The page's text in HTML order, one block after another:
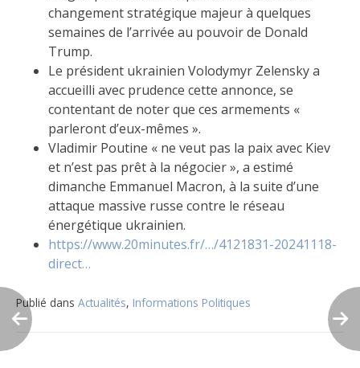
changement stratégique majeur à quelques
semaines de l’arrivée au pouvoir de Donald
Trump.
Le président ukrainien Volodymyr Zelensky a
accueilli avec prudence cette annonce, se
contentant de noter que ces armements «
parleront d’eux-mêmes ».
Vladimir Poutine « ne veut pas la paix avec Kiev
et n’est pas prêt à la négocier », a estimé
dimanche Emmanuel Macron, à la suite d’une
attaque massive russe contre le réseau
énergétique ukrainien.
https://www.20minutes.fr/…/4121831-20241118-
direct…
Publié dans Actualités, Informations Politiques
Navigation